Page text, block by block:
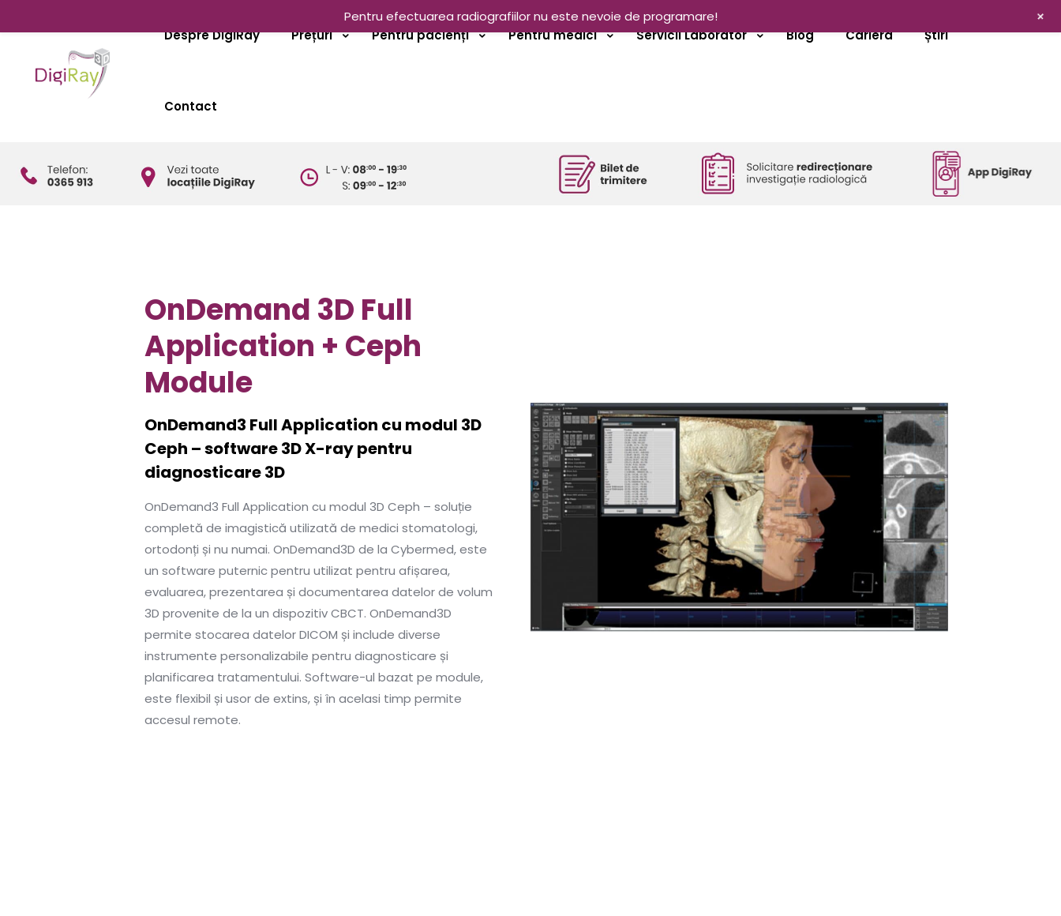
Despre DigiRay Prețuri Pentru pacienți Pentru medici Servicii Laborator Blog Cariera Știri
Contact
OnDemand 3D Full
Application + Ceph
Module
OnDemand3 Full Application cu modul 3D
Ceph – software 3D X-ray pentru
diagnosticare 3D
OnDemand3 Full Application cu modul 3D Ceph – soluție
completă de imagistică utilizată de medici stomatologi,
ortodonți și nu numai. OnDemand3D de la Cybermed, este
un software puternic pentru utilizat pentru afișarea,
evaluarea, prezentarea și documentarea datelor de volum
3D provenite de la un dispozitiv CBCT. OnDemand3D
permite stocarea datelor DICOM și include diverse
instrumente personalizabile pentru diagnosticare și
planificarea tratamentului. Software-ul bazat pe module,
este flexibil și usor de extins, și în acelasi timp permite
accesul remote.
Pentru efectuarea radiografiilor nu este nevoie de programare! +